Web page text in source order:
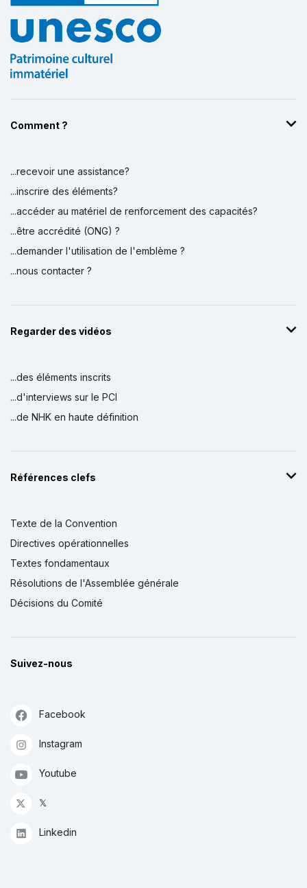
Comment ?
...recevoir une assistance?
...inscrire des éléments?
...accéder au matériel de renforcement des capacités?
...être accrédité (ONG) ?
...demander l'utilisation de l'emblème ?
...nous contacter ?
Regarder des vidéos
...des éléments inscrits
...d'interviews sur le PCI
...de NHK en haute définition
Références clefs
Texte de la Convention
Directives opérationnelles
Textes fondamentaux
Résolutions de l'Assemblée générale
Décisions du Comité
Suivez-nous
Facebook
Instagram
Youtube
𝕏
Linkedin